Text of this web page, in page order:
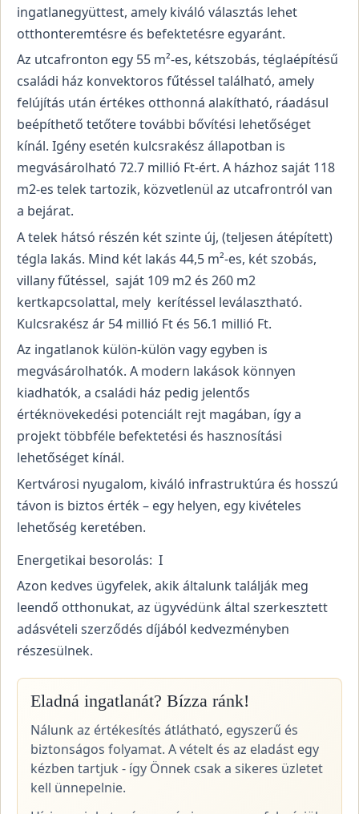
ingatlanegyüttest, amely kiváló választás lehet
otthonteremtésre és befektetésre egyaránt.
Az utcafronton egy 55 m²-es, kétszobás, téglaépítésű
családi ház konvektoros fűtéssel található, amely
felújítás után értékes otthonná alakítható, ráadásul
beépíthető tetőtere további bővítési lehetőséget
kínál. Igény esetén kulcsrakész állapotban is
megvásárolható 72.7 millió Ft-ért. A házhoz saját 118
m2-es telek tartozik, közvetlenül az utcafrontról van
a bejárat.
A telek hátsó részén két szinte új, (teljesen átépített)
tégla lakás. Mind két lakás 44,5 m²-es, két szobás,
villany fűtéssel, saját 109 m2 és 260 m2
kertkapcsolattal, mely kerítéssel leválasztható.
Kulcsrakész ár 54 millió Ft és 56.1 millió Ft.
Az ingatlanok külön-külön vagy egyben is
megvásárolhatók. A modern lakások könnyen
kiadhatók, a családi ház pedig jelentős
értéknövekedési potenciált rejt magában, így a
projekt többféle befektetési és hasznosítási
lehetőséget kínál.
Kertvárosi nyugalom, kiváló infrastruktúra és hosszú
távon is biztos érték – egy helyen, egy kivételes
lehetőség keretében.
Energetikai besorolás: I
Azon kedves ügyfelek, akik általunk találják meg
leendő otthonukat, az ügyvédünk által szerkesztett
adásvételi szerződés díjából kedvezményben
részesülnek.
Eladná ingatlanát? Bízza ránk!
Nálunk az értékesítés átlátható, egyszerű és
biztonságos folyamat. A vételt és az eladást egy
kézben tartjuk - így Önnek csak a sikeres üzletet
kell ünnepelnie.